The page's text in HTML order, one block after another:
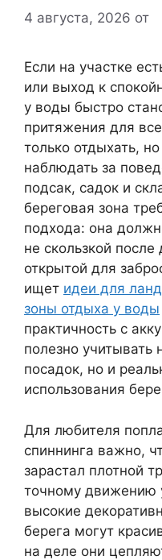
4 августа, 2026 от
Если на участке
или выход к
у воды быстро
притяжения для
только отдыхать,
наблюдать за
подсак, садок и
береговая зона
подхода: она
не скользкой
открытой для
ищет идеи для
зоны отдыха у воды
практичность с
полезно учитывать
посадок, но и
использования
Для любителя
спиннинга важно,
зарастал плотной
точному
высокие
берега могут
на деле они